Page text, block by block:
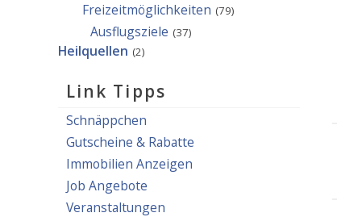
Freizeitmöglichkeiten (79)
Ausflugsziele (37)
Heilquellen (2)
Link Tipps
Schnäppchen
Gutscheine & Rabatte
Immobilien Anzeigen
Job Angebote
Veranstaltungen